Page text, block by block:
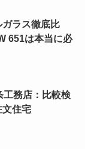
ラス徹底比
651は本当に必
工務店：比較検
文住宅